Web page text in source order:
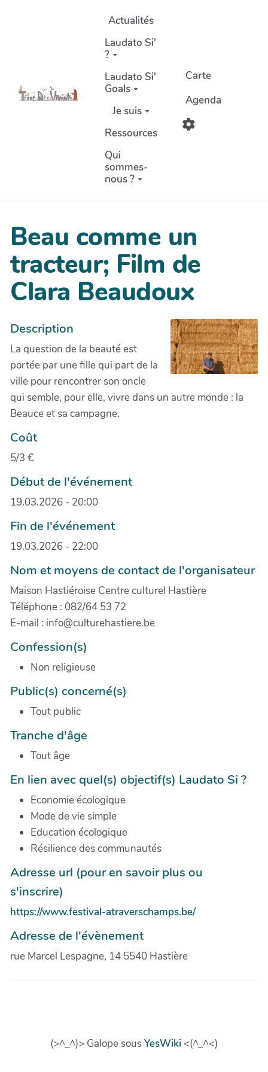
Aller au contenu principalActualités
Laudato Si'
?
Laudato Si'
Goals
Je suis
Ressources
Qui
sommes-
nous ?
Carte
Agenda
Beau comme un
tracteur; Film de
Clara Beaudoux
Description
La question de la beauté est
portée par une fille qui part de la
ville pour rencontrer son oncle
qui semble, pour elle, vivre dans un autre monde : la
Beauce et sa campagne.
Coût
5/3 €
Début de l'événement
19.03.2026 - 20:00
Fin de l'événement
19.03.2026 - 22:00
Nom et moyens de contact de l'organisateur
Maison Hastiéroise Centre culturel Hastière
Téléphone : 082/64 53 72
E-mail : info@culturehastiere.be
Confession(s)
Non religieuse
Public(s) concerné(s)
Tout public
Tranche d'âge
Tout âge
En lien avec quel(s) objectif(s) Laudato Si ?
Economie écologique
Mode de vie simple
Education écologique
Résilience des communautés
Adresse url (pour en savoir plus ou
s'inscrire)
https://www.festival-atraverschamps.be/
Adresse de l'évènement
rue Marcel Lespagne, 14 5540 Hastière
(>^_^)> Galope sousYesWiki <(^_^<)